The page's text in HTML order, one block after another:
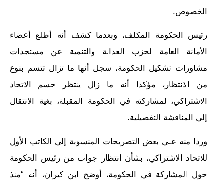
الخصوص.
رئيس الحكومة المكلف، وبعدما كشف أنه أطلع أعضاء
الأمانة العامة لحزب العدالة والتنمية عن مستجدات
مشاورات تشكيل الحكومة، سجل أنها ما تزال تتسم بنوع
من الانتظار، مؤكدا أنه ما زال ينتظر حسم الاتحاد
الاشتراكي، لمشاركته في الحكومة المقبلة، بغية الانتقال
إلى المناقشة التفصيلية.
وردا منه على بعض التصريحات المنسوبة إلى الكاتب الأول
للاتحاد الاشتراكي، بشأن انتظار جواب من رئيس الحكومة
حول المشاركة في الحكومة، أوضح ابن كيران، أنه “منذ